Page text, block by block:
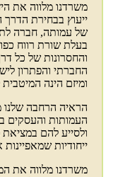
משרדנו מלווה את
ייעוץ בבחירת
של עמותה, חברה
בעלת שורת רווח
והחסרונות של כל
החברתי והפתרון
ומיזם הינה
הראיה הרחבה שלנו
העמותות והעסקים
ולסייע להם
ייחודיות
משרדנו מלווה את